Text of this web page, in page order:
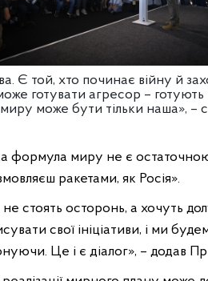
Є той, хто починає війну й
готувати агресор – готують
може бути тільки наша», –
формула миру не є
ракетами, як Росія».
стоять осторонь, а хочуть
свої ініціативи, і ми
Це і є діалог», – додав